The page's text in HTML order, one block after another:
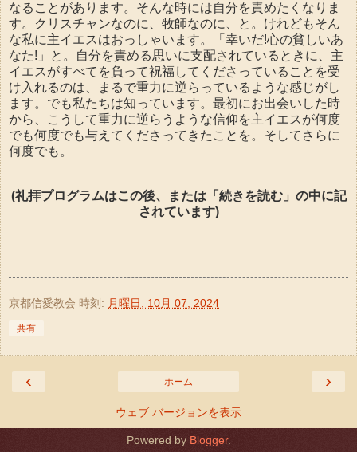
なることがあります。そんな時には自分を責めたくなりま
す。クリスチャンなのに、牧師なのに、と。けれどもそん
な私に主イエスはおっしゃいます。「幸いだ!心の貧しいあ
なた!」と。自分を責める思いに支配されているときに、主
イエスがすべてを負って祝福してくださっていることを受
け入れるのは、まるで重力に逆らっているような感じがし
ます。でも私たちは知っています。最初にお出会いした時
から、こうして重力に逆らうような信仰を主イエスが何度
でも何度でも与えてくださってきたことを。そしてさらに
何度でも。
(礼拝プログラムはこの後、または「続きを読む」の中に記
されています)
京都信愛教会 時刻: 月曜日, 10月 07, 2024
共有
‹ ›
ホーム
ウェブ バージョンを表示
Powered by Blogger.